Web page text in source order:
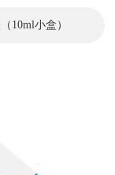
10ml小盒）